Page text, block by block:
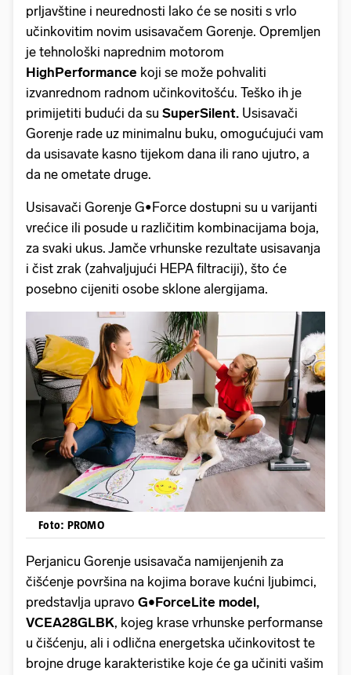
prljavštine i neurednosti lako će se nositi s vrlo
učinkovitim novim usisavačem Gorenje. Opremljen
je tehnološki naprednim motorom
HighPerformance koji se može pohvaliti
izvanrednom radnom učinkovitošću. Teško ih je
primijetiti budući da su SuperSilent. Usisavači
Gorenje rade uz minimalnu buku, omogućujući vam
da usisavate kasno tijekom dana ili rano ujutro, a
da ne ometate druge.
Usisavači Gorenje G•Force dostupni su u varijanti
vrećice ili posude u različitim kombinacijama boja,
za svaki ukus. Jamče vrhunske rezultate usisavanja
i čist zrak (zahvaljujući HEPA filtraciji), što će
posebno cijeniti osobe sklone alergijama.
Foto: PROMO
Perjanicu Gorenje usisavača namijenjenih za
čišćenje površina na kojima borave kućni ljubimci,
predstavlja upravo G•ForceLite model,
VCEA28GLBK, kojeg krase vrhunske performanse
u čišćenju, ali i odlična energetska učinkovitost te
brojne druge karakteristike koje će ga učiniti vašim